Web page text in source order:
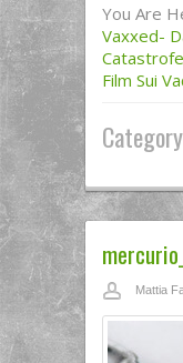
You Are
Vaxxed-
Film Sui
Mattia